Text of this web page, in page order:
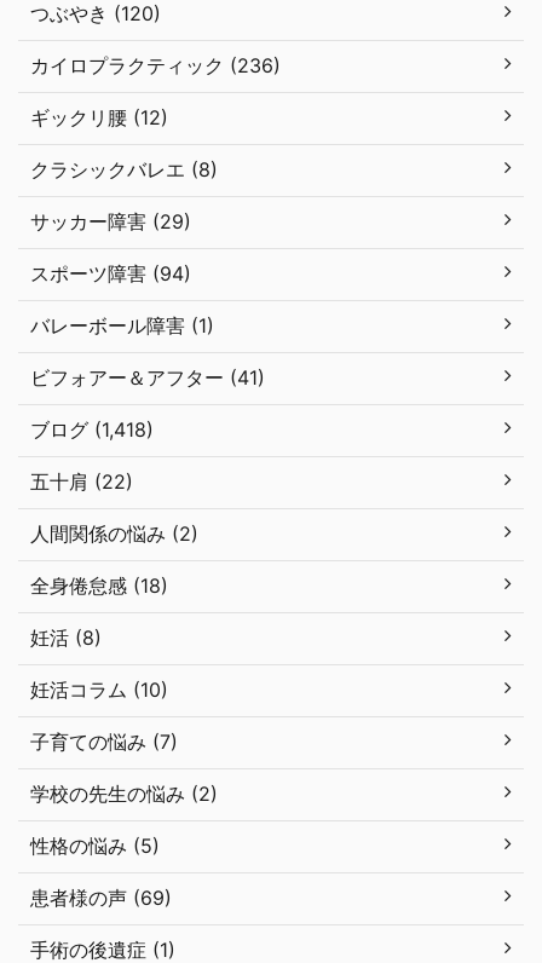
つぶやき (120)
カイロプラクティック (236)
ギックリ腰 (12)
クラシックバレエ (8)
サッカー障害 (29)
スポーツ障害 (94)
バレーボール障害 (1)
ビフォアー＆アフター (41)
ブログ (1,418)
五十肩 (22)
人間関係の悩み (2)
全身倦怠感 (18)
妊活 (8)
妊活コラム (10)
子育ての悩み (7)
学校の先生の悩み (2)
性格の悩み (5)
患者様の声 (69)
手術の後遺症 (1)